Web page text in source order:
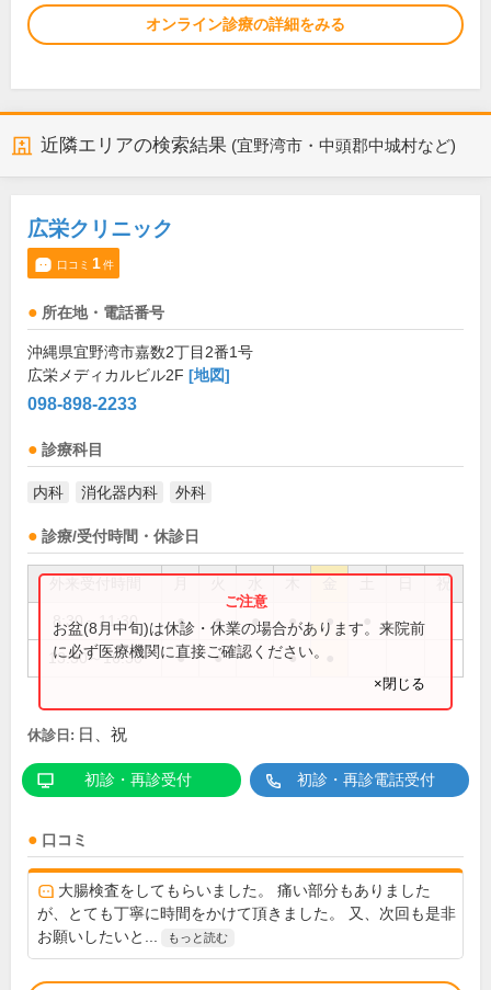
オンライン診療の詳細をみる
近隣エリアの検索結果 (宜野湾市・中頭郡中城村など)
広栄クリニック
口コミ 1件
所在地・電話番号
沖縄県宜野湾市嘉数2丁目2番1号
広栄メディカルビル2F [地図]
098-898-2233
診療科目
内科 消化器内科 外科
診療/受付時間・休診日
祝
8:30～11:30 ● ● ● ● ●
13:30～16:30 ● ● ●
お盆(8月中旬)は休診・休業の場合があります。来院前
に必ず医療機関に直接ご確認ください。
×閉じる
休診日: 日、祝
初診・再診受付 初診・再診電話受付
口コミ
大腸検査をしてもらいました。 痛い部分もありました
が、とても丁寧に時間をかけて頂きました。 又、次回も是非
お願いしたいと...
もっと読む